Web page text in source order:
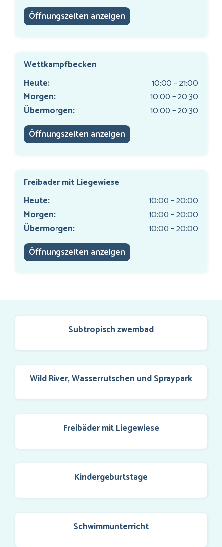
Öffnungszeiten anzeigen
Wettkampfbecken
Heute:
10:00 – 21:00
Morgen:
10:00 – 20:30
Übermorgen:
10:00 – 20:30
Öffnungszeiten anzeigen
Freibader mit Liegewiese
Heute:
10:00 – 20:00
Morgen:
10:00 – 20:00
Übermorgen:
10:00 – 20:00
Öffnungszeiten anzeigen
Subtropisch zwembad
Wild River, Wasserrutschen und Spraypark
Freibäder mit Liegewiese
Kindergeburtstage
Schwimmunterricht